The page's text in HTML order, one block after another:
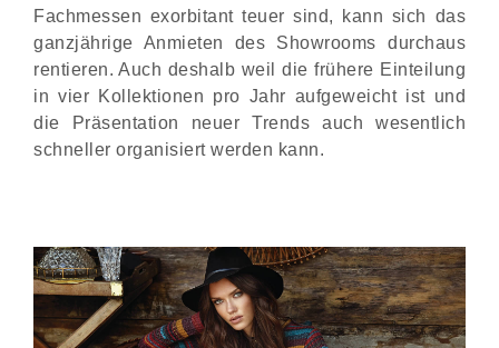
Fachmessen exorbitant teuer sind, kann sich das
ganzjährige Anmieten des Showrooms durchaus
rentieren. Auch deshalb weil die frühere Einteilung
in vier Kollektionen pro Jahr aufgeweicht ist und
die Präsentation neuer Trends auch wesentlich
schneller organisiert werden kann.